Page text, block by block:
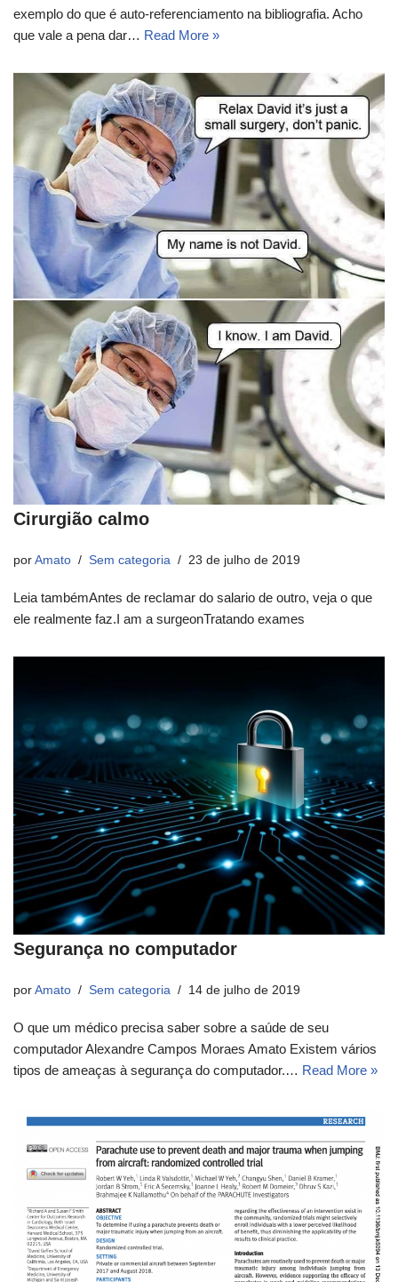
exemplo do que é auto-referenciamento na bibliografia. Acho
que vale a pena dar… Read More »
Cirurgião calmo
por Amato Sem categoria 23 de julho de 2019
Leia tambémAntes de reclamar do salario de outro, veja o que
ele realmente faz.I am a surgeonTratando exames
Segurança no computador
por Amato Sem categoria 14 de julho de 2019
O que um médico precisa saber sobre a saúde de seu
computador Alexandre Campos Moraes Amato Existem vários
tipos de ameaças à segurança do computador.… Read More »